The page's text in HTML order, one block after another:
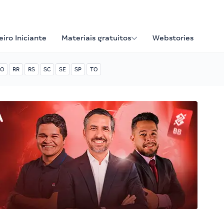
Iniciante Materiais gratuitos Webstories
RR RS SC SE SP TO